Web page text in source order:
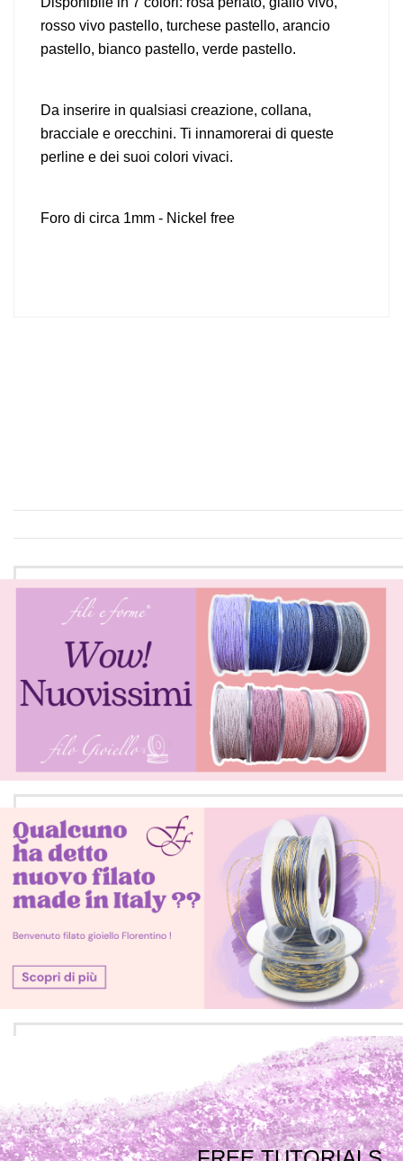
rosso vivo pastello, turchese pastello, arancio
pastello, bianco pastello, verde pastello.
Da inserire in qualsiasi creazione, collana,
bracciale e orecchini. Ti innamorerai di queste
perline e dei suoi colori vivaci.
Foro di circa 1mm - Nickel free